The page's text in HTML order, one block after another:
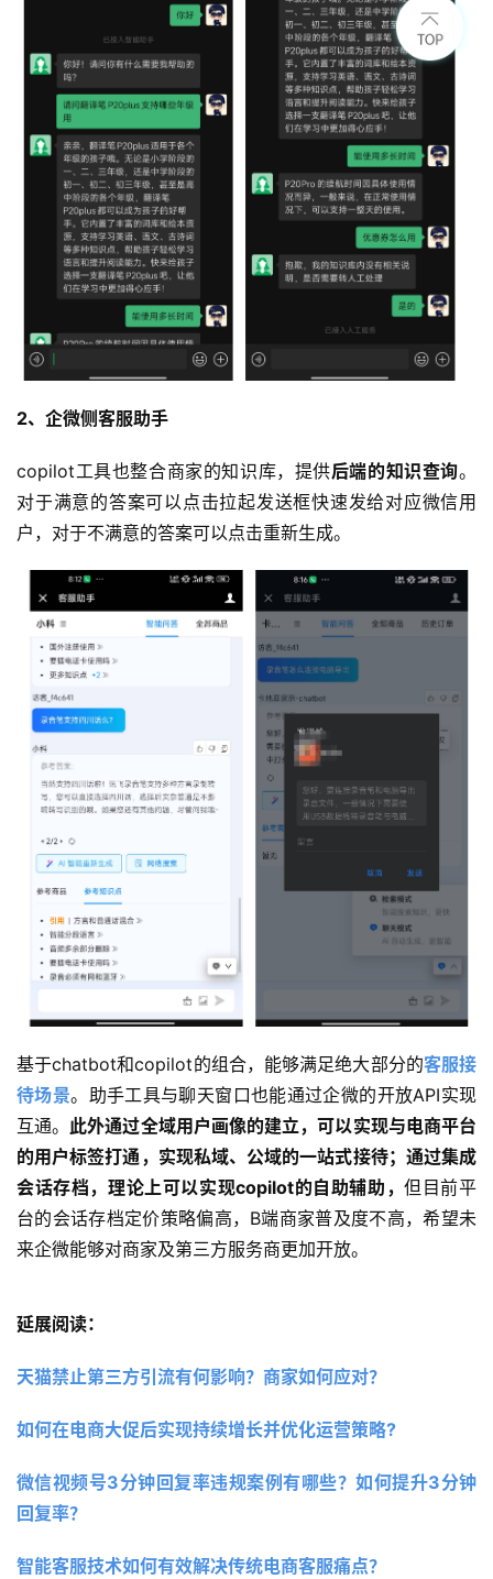
2、企微侧客服助手
copilot工具也整合商家的知识库，提供后端的知识查询。
对于满意的答案可以点击拉起发送框快速发给对应微信用
户，对于不满意的答案可以点击重新生成。
基于chatbot和copilot的组合，能够满足绝大部分的客服接
待场景。助手工具与聊天窗口也能通过企微的开放API实现
互通。 此外通过全域用户画像的建立，可以实现与电商平台
的用户标签打通，实现私域、公域的一站式接待；通过集成
会话存档，理论上可以实现copilot的自助辅助，但目前平
台的会话存档定价策略偏高，B端商家普及度不高，希望未
来企微能够对商家及第三方服务商更加开放。
延展阅读：
天猫禁止第三方引流有何影响？商家如何应对？
如何在电商大促后实现持续增长并优化运营策略?
微信视频号3分钟回复率违规案例有哪些？如何提升3分钟
回复率？
智能客服技术如何有效解决传统电商客服痛点？